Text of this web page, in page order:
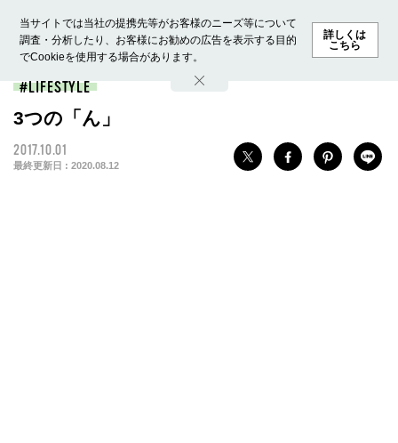
当サイトでは当社の提携先等がお客様のニーズ等について
調査・分析したり、お客様にお勧めの広告を表示する目的
でCookieを使用する場合があります。
詳しくは
こちら
ホーム モデル募集 ランキング ファッション ビューテ
LIFESTYLE
3つの「ん」
2017.10.01
最終更新日 : 2020.08.12